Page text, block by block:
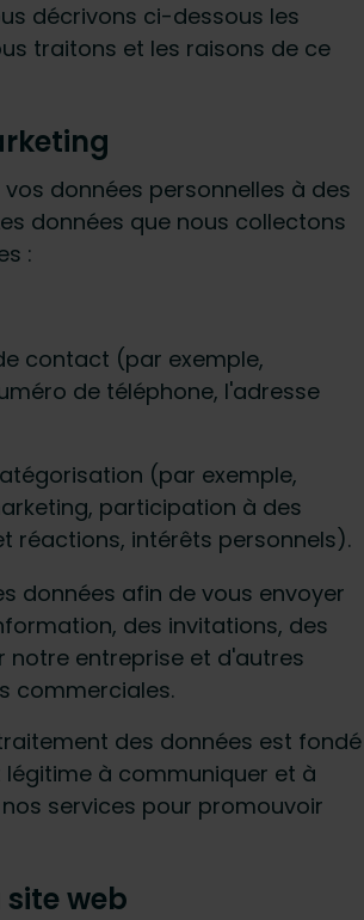
décrivons ci-dessous les
traitons et les raisons de ce
données personnelles à des
données que nous collectons
:
contact (par exemple,
de téléphone, l'adresse
(par exemple,
participation à des
réactions, intérêts personnels).
données afin de vous envoyer
des invitations, des
notre entreprise et d'autres
commerciales.
des données est fondé
à communiquer et à
services pour promouvoir
web